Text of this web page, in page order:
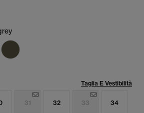
Taglia E Vestibilità
31 32 33 34